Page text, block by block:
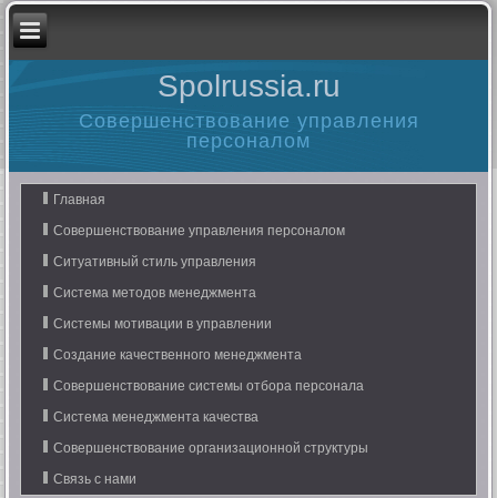
Spolrussia.ru
Совершенствование управления
персоналом
Главная
Совершенствование управления персоналом
Ситуативный стиль управления
Система методов менеджмента
Системы мотивации в управлении
Создание качественного менеджмента
Совершенствование системы отбора персонала
Система менеджмента качества
Совершенствование организационной структуры
Связь с нами